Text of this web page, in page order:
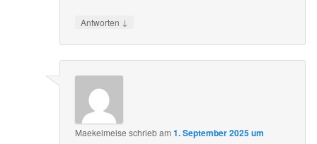
Antworten ↓
Maekelmeise schriebam1. September 2025 um